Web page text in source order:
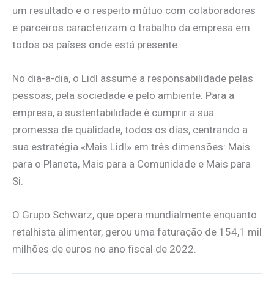
um resultado e o respeito mútuo com colaboradores
e parceiros caracterizam o trabalho da empresa em
todos os países onde está presente.
No dia-a-dia, o Lidl assume a responsabilidade pelas
pessoas, pela sociedade e pelo ambiente. Para a
empresa, a sustentabilidade é cumprir a sua
promessa de qualidade, todos os dias, centrando a
sua estratégia «Mais Lidl» em três dimensões: Mais
para o Planeta, Mais para a Comunidade e Mais para
Si.
O Grupo Schwarz, que opera mundialmente enquanto
retalhista alimentar, gerou uma faturação de 154,1 mil
milhões de euros no ano fiscal de 2022.